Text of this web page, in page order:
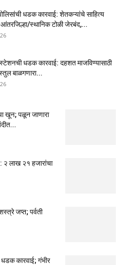
धडक कारवाई: शेतकऱ्यांचे साहित्य
आंतरजिल्हा/स्थानिक टोळी जेरबंद,...
स्टेशनची धडक कारवाई: दहशत माजविण्यासाठी
बाळगणारा...
खून; पळून जाणारा
२ लाख २१ हजारांचा
जप्त; पर्वती
धडक कारवाई; गंभीर